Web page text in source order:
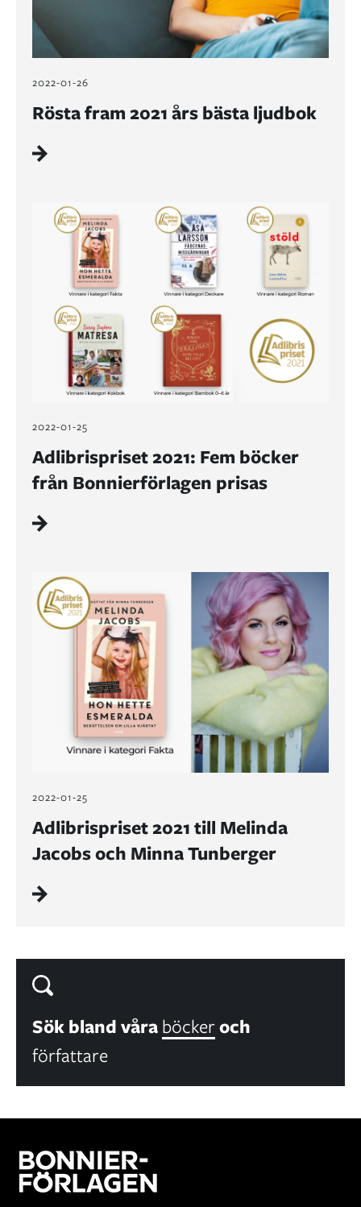
2022-01-26
Rösta fram 2021 års bästa ljudbok
2022-01-25
Adlibrispriset 2021: Fem böcker
från Bonnierförlagen prisas
2022-01-25
Adlibrispriset 2021 till Melinda
Jacobs och Minna Tunberger
Sök bland våraböckeroch
författare